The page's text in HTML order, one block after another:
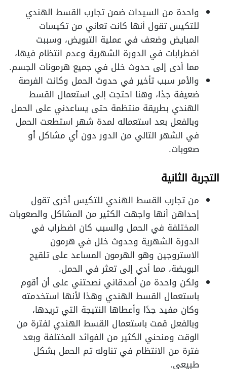
واحدة من السيدات ضمن تجارب القسط الهندي
للتكيس تقول أنها كانت تعاني من تكيسات
المبايض وضعف في عملية التبويض، وسببت
اضطرابات في الدورة الشهرية وعدم انتظام فيها،
مما أدى إلى حدوث خلل في جميع هرمونات الجسم.
والأمر سبب تأخير في حدوث الحمل وكانت الفرصة
ضعيفة جدًا، وهنا احتجت إلى استعمال القسط
الهندي بطريقة منتظمة حتى يساعدني على الحمل
وبالفعل بعد استعماله لمدة شهر استطعت الحمل
في الشهر التالي من الدور دون أي مشاكل أو
صعوبات.
التجربة الثانية
من تجارب القسط الهندي للتكيس أخرى تقول
إحداهن أنها واجهت الكثير من المشاكل والصعوبات
المختلفة في الحمل والسبب كان اضطراب في
الدورة الشهرية وحدوث خلل في هرمون
الاستروجين وهو الهرمون المساعد على تلقيح
البويضة، مما أدي إلى تعثر في الحمل.
ولكن واحدة من أصدقائي نصحتني على أن أقوم
باستعمال القسط الهندي وهذا لأنها استخدمته
وكان مفيد جدًا وأعطاها النتيجة التي تريدها،
وبالفعل قمت باستعمال القسط الهندي لفترة من
الوقت ومنحني الكثير من الفوائد المختلفة وبعد
فترة من الانتظام في تناوله تم الحمل بشكل
طبيعي.